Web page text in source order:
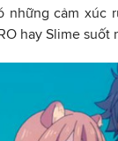
những cảm xúc
hay Slime suốt